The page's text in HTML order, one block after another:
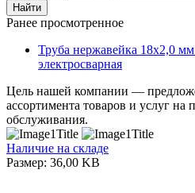
Найти
Ранее просмотренное
Труба нержавейка 18х2,0
электросварная
Цель нашей компании —
ассортимента товаров и услуг на
обслуживания.
Наличие на складе
Размер: 36,00 KB